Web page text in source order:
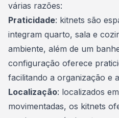
várias razões:
Praticidade: kitnets são
integram quarto, sala e
ambiente, além de um
configuração oferece
facilitando a organização e
Localização: localizados
movimentadas, os kitnets